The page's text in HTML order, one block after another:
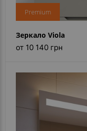
Premium
Зеркало Viola
от 10 140 грн